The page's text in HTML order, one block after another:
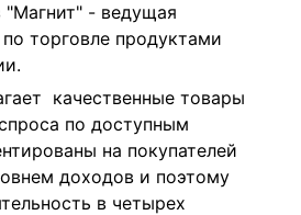
"Магнит" - ведущая
торговле продуктами
качественные товары
по доступным
на покупателей
доходов и поэтому
в четырех